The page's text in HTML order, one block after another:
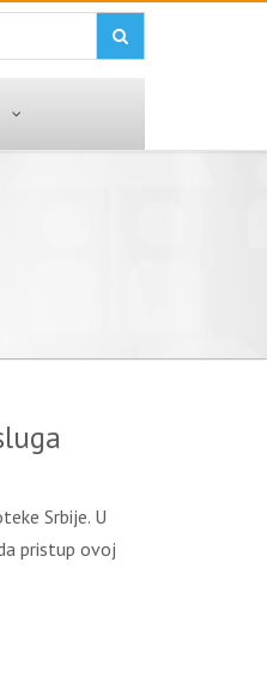
Srbije. U
pristup ovoj